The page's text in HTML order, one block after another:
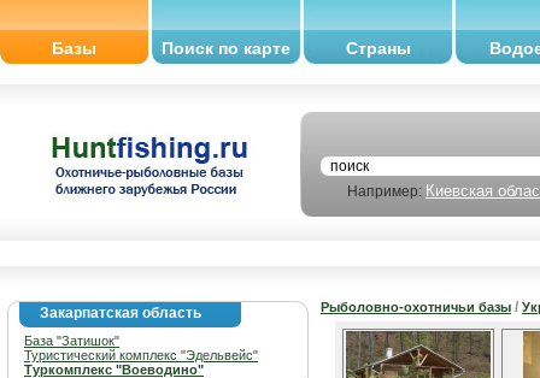
Базы Поиск по карте Страны
Например: Киевская
Закарпатская область
База "Затишок"
Туристический комплекс "Эдельвейс"
Туркомплекс "Воеводино"
Рыболовно-охотничьи базы /